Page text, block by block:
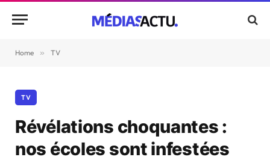
Home » TV
TV
Révélations choquantes :
nos écoles sont infestées